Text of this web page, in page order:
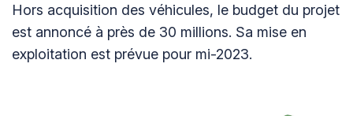
Hors acquisition des véhicules, le budget du projet
est annoncé à près de 30 millions. Sa mise en
exploitation est prévue pour mi-2023.